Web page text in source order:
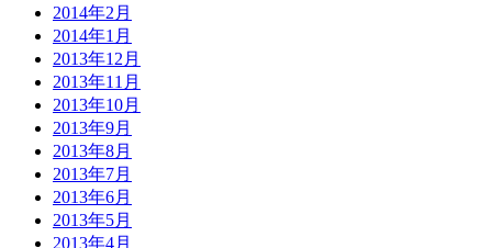
2014年2月
2014年1月
2013年12月
2013年11月
2013年10月
2013年9月
2013年8月
2013年7月
2013年6月
2013年5月
2013年4月